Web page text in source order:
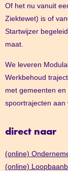
Of het nu vanuit
Ziektewet) is of
Startwijzer
maat.
We leveren
Werkbehoud
met gemeenten
spoortrajecten aan
direct naar
(online)
(online)